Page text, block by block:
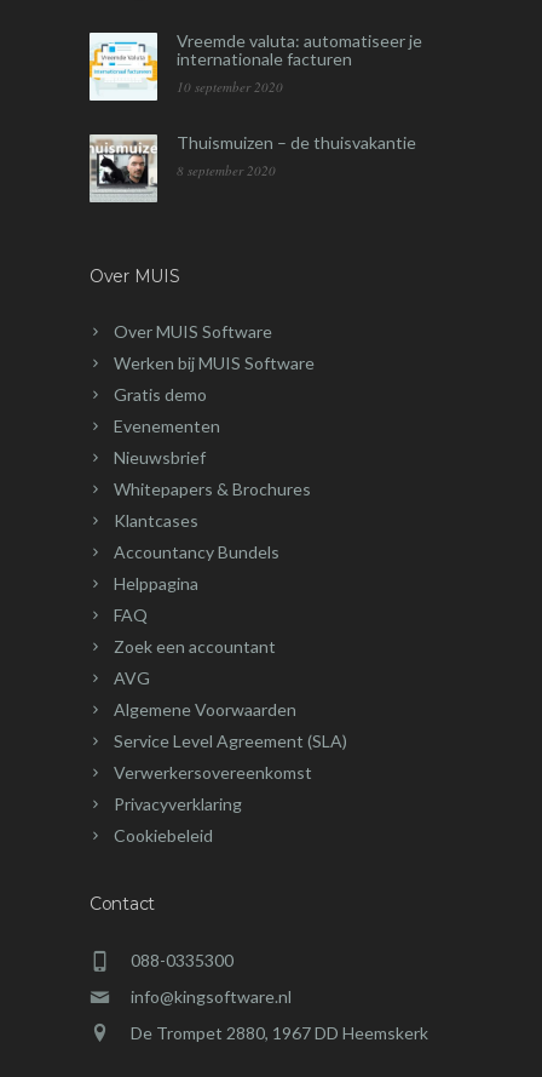
Vreemde valuta: automatiseer je
internationale facturen
10 september 2020
Thuismuizen – de thuisvakantie
8 september 2020
Over MUIS
Over MUIS Software
Werken bij MUIS Software
Gratis demo
Evenementen
Nieuwsbrief
Whitepapers & Brochures
Klantcases
Accountancy Bundels
Helppagina
FAQ
Zoek een accountant
AVG
Algemene Voorwaarden
Service Level Agreement (SLA)
Verwerkersovereenkomst
Privacyverklaring
Cookiebeleid
Contact
088-0335300
info@kingsoftware.nl
De Trompet 2880, 1967 DD Heemskerk